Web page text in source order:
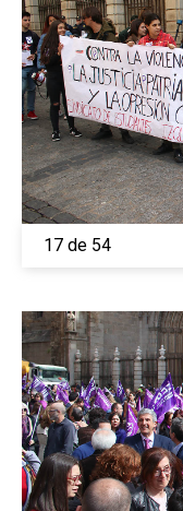
17 de 54